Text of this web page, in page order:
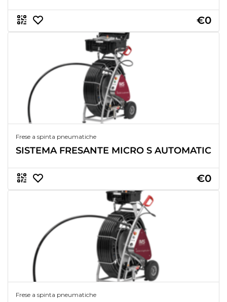
€0
Frese a spinta pneumatiche
SISTEMA FRESANTE MICRO S AUTOMATIC
€0
Frese a spinta pneumatiche